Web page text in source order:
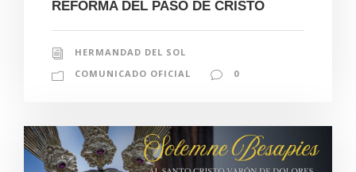
REFORMA DEL PASO DE CRISTO
HERMANDAD DEL SOL
COMUNICADO OFICIAL
0